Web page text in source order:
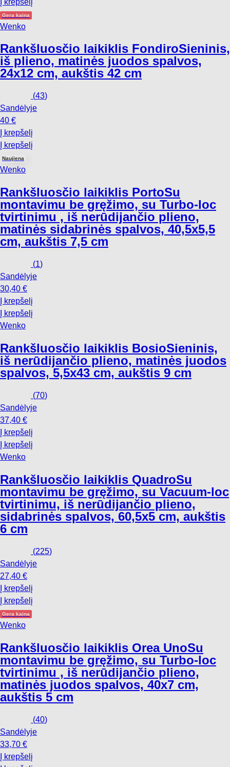
Gera kaina
Wenko
Rankšluosčio laikiklis FondiroSieninis,
iš plieno, matinės juodos spalvos,
24x12 cm, aukštis 42 cm
(43)
Sandėlyje
40 €
Į krepšelį
Į krepšelį
Naujiena
Wenko
Rankšluosčio laikiklis PortoSu
montavimu be gręžimo, su Turbo-loc
tvirtinimu , iš nerūdijančio plieno,
matinės sidabrinės spalvos, 40,5x5,5
cm, aukštis 7,5 cm
(1)
Sandėlyje
30,40 €
Į krepšelį
Į krepšelį
Wenko
Rankšluosčio laikiklis BosioSieninis,
iš nerūdijančio plieno, matinės juodos
spalvos, 5,5x43 cm, aukštis 9 cm
(70)
Sandėlyje
37,40 €
Į krepšelį
Į krepšelį
Wenko
Rankšluosčio laikiklis QuadroSu
montavimu be gręžimo, su Vacuum-loc
tvirtinimu, iš nerūdijančio plieno,
sidabrinės spalvos, 60,5x5 cm, aukštis
6 cm
(225)
Sandėlyje
27,40 €
Į krepšelį
Į krepšelį
Gera kaina
Wenko
Rankšluosčio laikiklis Orea UnoSu
montavimu be gręžimo, su Turbo-loc
tvirtinimu , iš nerūdijančio plieno,
matinės juodos spalvos, 40x7 cm,
aukštis 5 cm
(40)
Sandėlyje
33,70 €
Į krepšelį